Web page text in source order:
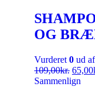
OG
Vurderet 0 ud
109,00kr. 65,00
Sammenlign